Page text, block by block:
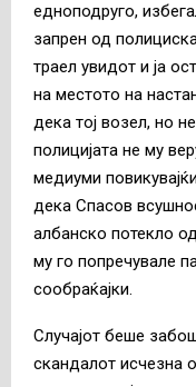
едноподруго,
запрен од
траел увидот и ја
на местото на
дека тој возел, но
полицијата не му
медиуми
дека Спасов
албанско потекло
му го попречувале
сообраќајки.
Случајот беше
скандалот исчезна